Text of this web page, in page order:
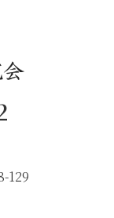
129